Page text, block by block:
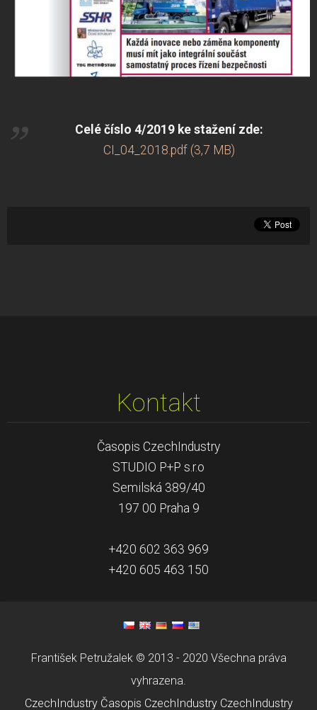
Celé číslo 4/2019 ke stažení zde:
CI_04_2018.pdf (3,7 MB)
Kontakt
Časopis CzechIndustry
STUDIO P+P s.r.o
Semilská 389/40
197 00 Praha 9
+420 602 363 969
+420 605 463 150
František Petružalek © 2013 - 2020 Všechna práva
vyhrazena.
CzechIndustry Časopis CzechIndustry CzechIndustry